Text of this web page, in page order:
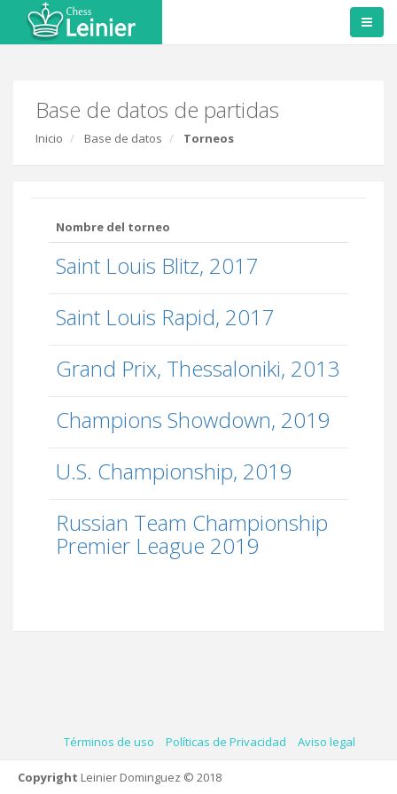
Base de datos de partidas
Inicio Base de datos Torneos
Nombre del torneo
Saint Louis Blitz, 2017
Saint Louis Rapid, 2017
Grand Prix, Thessaloniki, 2013
Champions Showdown, 2019
U.S. Championship, 2019
Russian Team Championship
Premier League 2019
Términos de uso Políticas de Privacidad Aviso legal
Copyright Leinier Dominguez © 2018